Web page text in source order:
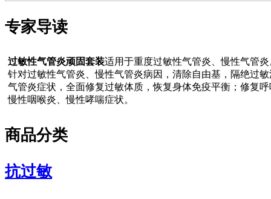
专家导读
过敏性气管炎顽固套装适用于重度过敏性气管炎、慢性气管
针对过敏性气管炎、慢性气管炎病因，清除自由基，隔绝过
气管炎症状，全面修复过敏体质，恢复身体免疫平衡；修复
慢性咽喉炎、慢性哮喘症状。
商品分类
抗过敏